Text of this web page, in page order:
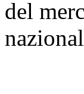
del